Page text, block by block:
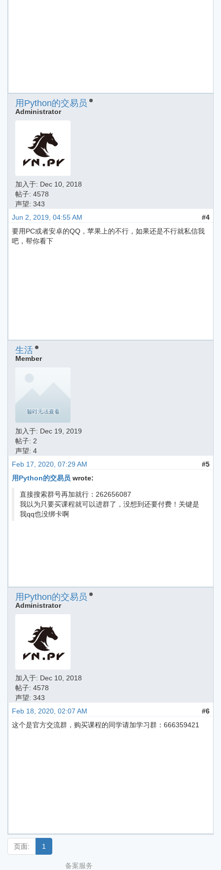
用Python的交易员
Administrator
加入于: Dec 10, 2018
帖子: 4578
声望: 343
Jun 2, 2019, 04:55 AM
#4
要用PC或者安卓的QQ，苹果上的不行，如果还是不行就私信我
吧，帮你看下
生活
Member
加入于: Dec 19, 2019
帖子: 2
声望: 4
Feb 17, 2020, 07:29 AM
#5
用Python的交易员 wrote:
直接搜索群号再加就行：262656087
我以为只要买课程就可以进群了，没想到还要付费！关键是
我qq也没绑卡啊
用Python的交易员
Administrator
加入于: Dec 10, 2018
帖子: 4578
声望: 343
Feb 18, 2020, 02:07 AM
#6
这个是官方交流群，购买课程的同学请加学习群：666359421
页面: 1
备案服务